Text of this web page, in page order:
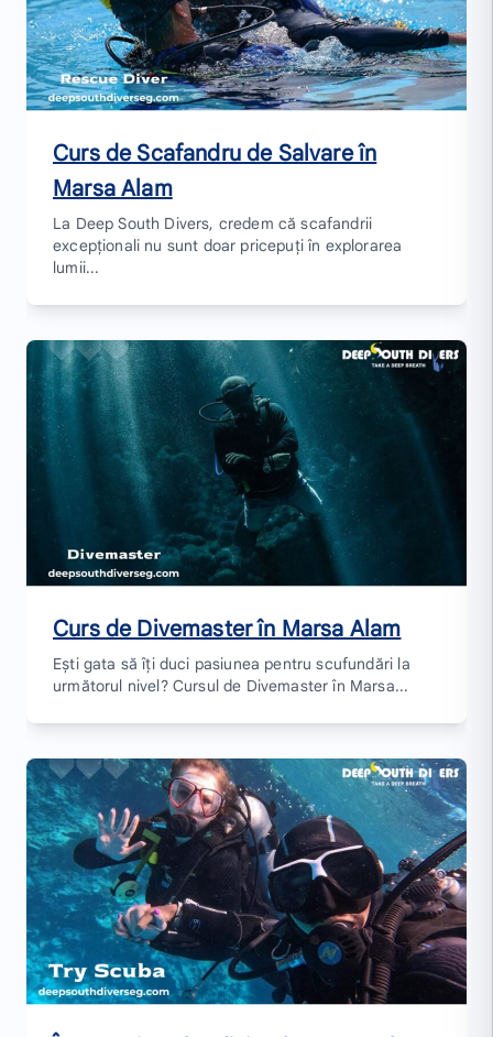
Curs de Scafandru de Salvare în
Marsa Alam
La Deep South Divers, credem că scafandrii
excepționali nu sunt doar pricepuți în explorarea
lumii...
Curs de Divemaster în Marsa Alam
Ești gata să îți duci pasiunea pentru scufundări la
următorul nivel? Cursul de Divemaster în Marsa...